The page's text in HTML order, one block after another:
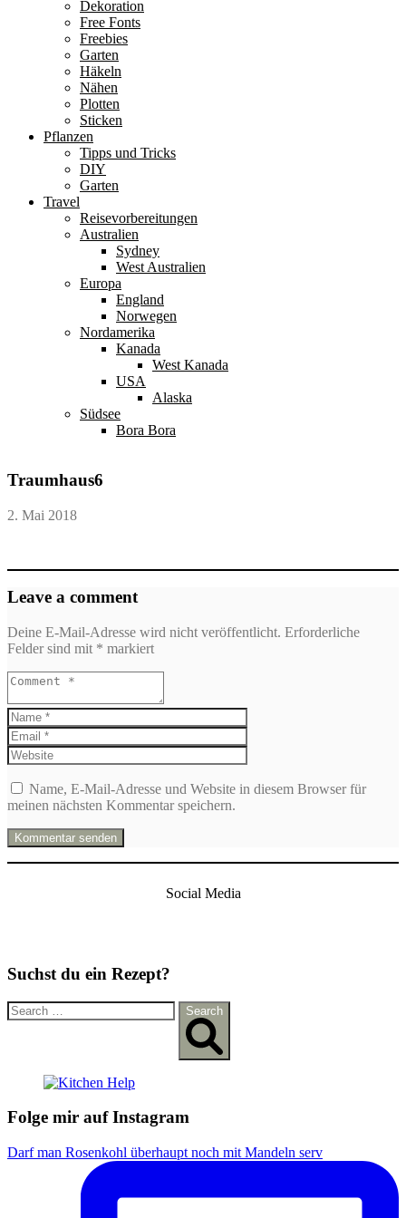
Dekoration
Free Fonts
Freebies
Garten
Häkeln
Nähen
Plotten
Sticken
Pflanzen
Tipps und Tricks
DIY
Garten
Travel
Reisevorbereitungen
Australien
Sydney
West Australien
Europa
England
Norwegen
Nordamerika
Kanada
West Kanada
USA
Alaska
Südsee
Bora Bora
Traumhaus6
2. Mai 2018
Leave a comment
Deine E-Mail-Adresse wird nicht veröffentlicht. Erforderliche
Felder sind mit * markiert
Name, E-Mail-Adresse und Website in diesem Browser für
meinen nächsten Kommentar speichern.
Social Media
Suchst du ein Rezept?
S
e
o
:
Search
Folge mir auf Instagram
Darf man Rosenkohl überhaupt noch mit Mandeln serv